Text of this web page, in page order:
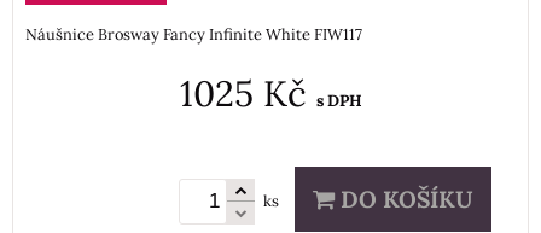
Náušnice Brosway Fancy Infinite White FIW117
1025 Kč s DPH
ks DO KOŠÍKU